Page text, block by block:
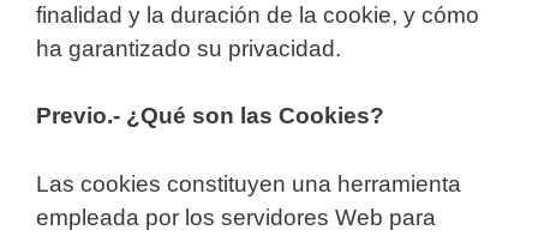
finalidad y la duración de la cookie, y cómo
ha garantizado su privacidad.
Previo.- ¿Qué son las Cookies?
Las cookies constituyen una herramienta
empleada por los servidores Web para